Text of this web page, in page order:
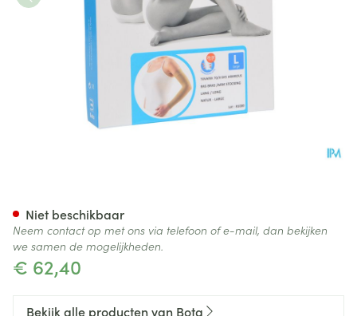
€ 62,40
Niet beschikbaar
Neem contact op met ons via telefoon of e-mail, dan bekijken
we samen de mogelijkheden.
Bekijk alle producten van Bota